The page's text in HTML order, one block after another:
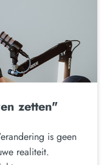
zetten"
is geen
realiteit.